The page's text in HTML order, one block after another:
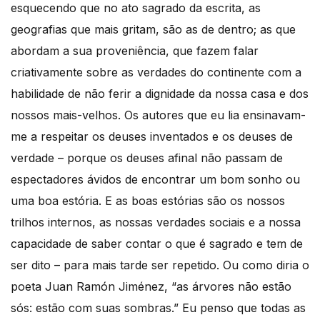
esquecendo que no ato sagrado da escrita, as
geografias que mais gritam, são as de dentro; as que
abordam a sua proveniência, que fazem falar
criativamente sobre as verdades do continente com a
habilidade de não ferir a dignidade da nossa casa e dos
nossos mais-velhos. Os autores que eu lia ensinavam-
me a respeitar os deuses inventados e os deuses de
verdade – porque os deuses afinal não passam de
espectadores ávidos de encontrar um bom sonho ou
uma boa estória. E as boas estórias são os nossos
trilhos internos, as nossas verdades sociais e a nossa
capacidade de saber contar o que é sagrado e tem de
ser dito – para mais tarde ser repetido. Ou como diria o
poeta Juan Ramón Jiménez, “as árvores não estão
sós: estão com suas sombras.” Eu penso que todas as